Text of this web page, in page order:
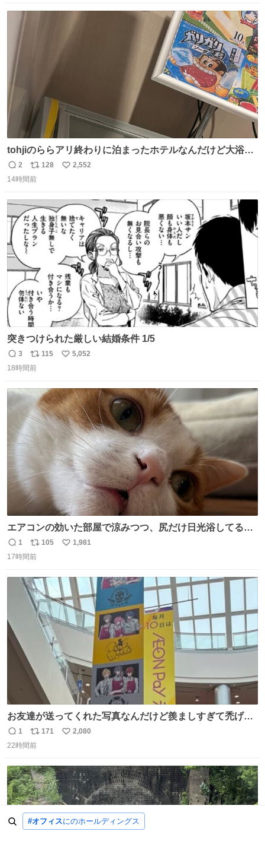
#オフィスにのホールディングス
tohjiのららアリ終わりに泊まったホテルなんだけど大浴場
にアイス置いてあって バニラがこれだった 粋な計らいあり
がとう
返
信
2
リ
ポ
ト
数
128
い
数
2,552
14時間前
突きつけられた厳しい結婚条件 1/5
返
信
3
リ
ポ
ト
数
115
い
数
5,052
18時間前
エアコンの効いた部屋で涼みつつ、尻だけ日光浴してる猫
もはや貴族じゃん！
返
信
1
リ
ポ
ト
数
105
い
数
1,981
17時間前
お友達が送ってくれた写真なんだけど羨ましすぎて禿げそ
う
返
信
1
リ
ポ
ト
数
171
い
数
2,080
22時間前